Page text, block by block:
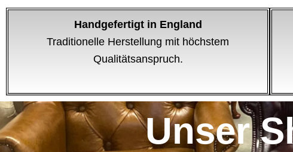
Handgefertigt in England
Traditionelle Herstellung mit höchstem
Qualitätsanspruch.
Unser